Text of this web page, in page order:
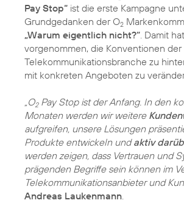
Pay Stop“ ist die erste Kampagne
Grundgedanken der O2
„Warum eigentlich nicht?“. Damit
vorgenommen, die Konventionen der
Telekommunikationsbranche zu
mit konkreten Angeboten zu
„O2Pay Stop ist der Anfang. In den
Monaten werden wir weitere
aufgreifen, unsere Lösungen
Produkte entwickeln undaktiv
werden zeigen, dass Vertrauen und
prägenden Begriffe sein können im
Telekommunikationsanbieter und
Andreas Laukenmann.